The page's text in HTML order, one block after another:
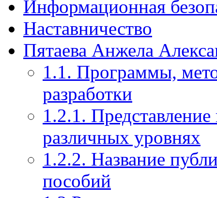
Информационная
Наставничество
Пятаева Анжела
1.1. Программы,
разработки
1.2.1.
различных уровнях
1.2.2. Название
пособий